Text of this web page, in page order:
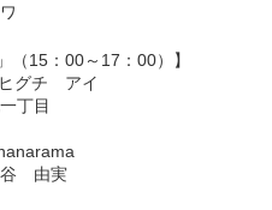
（15：00～17：00）】
グチ アイ
丁目
由実